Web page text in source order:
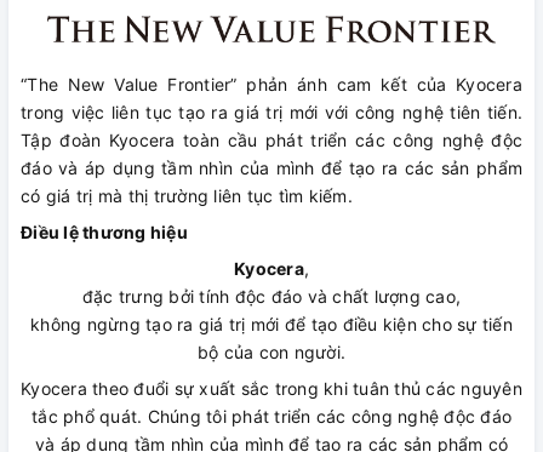
“The New Value Frontier” phản ánh cam kết của Kyocera
trong việc liên tục tạo ra giá trị mới với công nghệ tiên tiến.
Tập đoàn Kyocera toàn cầu phát triển các công nghệ độc
đáo và áp dụng tầm nhìn của mình để tạo ra các sản phẩm
có giá trị mà thị trường liên tục tìm kiếm.
Điều lệ thương hiệu
Kyocera,
đặc trưng bởi tính độc đáo và chất lượng cao,
không ngừng tạo ra giá trị mới để tạo điều kiện cho sự tiến
bộ của con người.
Kyocera theo đuổi sự xuất sắc trong khi tuân thủ các nguyên
tắc phổ quát. Chúng tôi phát triển các công nghệ độc đáo
và áp dụng tầm nhìn của mình để tạo ra các sản phẩm có